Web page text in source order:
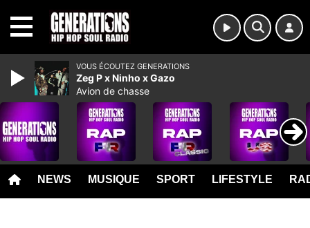
NEWS MUSIQUE SPORT LIFESTYLE
VOUS ÉCOUTEZ GENERATIONS
Zeg P x Ninho x Gazo
Avion de chasse